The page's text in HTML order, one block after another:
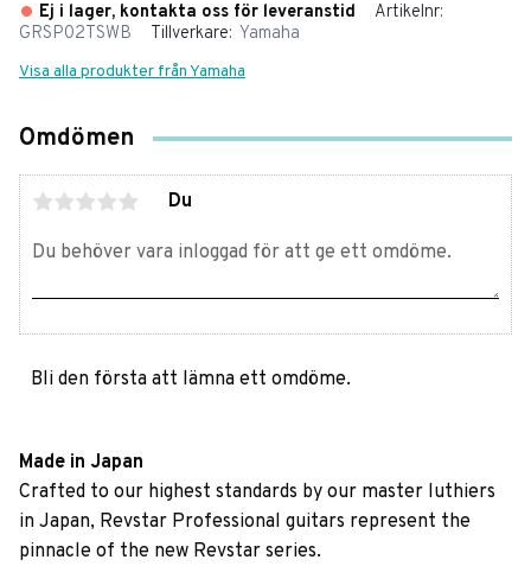
Ej i lager, kontakta oss för leveranstid
Artikelnr
GRSP02TSWB
Tillverkare Yamaha
Visa alla produkter från Yamaha
Omdömen
Du
Bli den första att lämna ett omdöme.
Made in Japan
Crafted to our highest standards by our master luthiers
in Japan, Revstar Professional guitars represent the
pinnacle of the new Revstar series.